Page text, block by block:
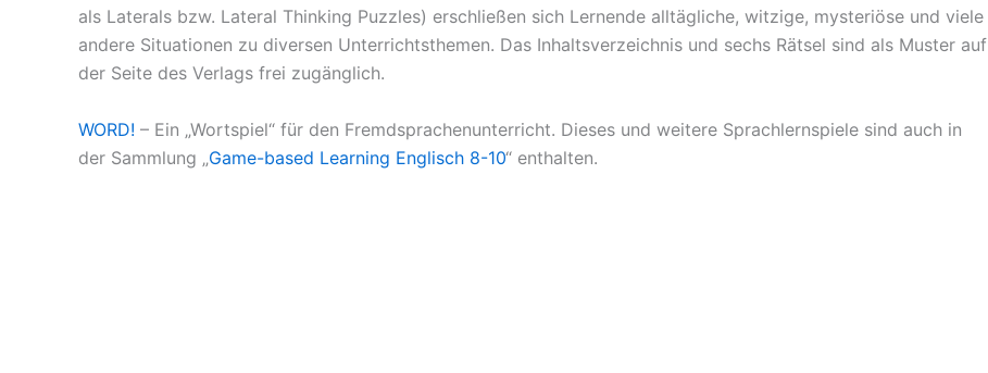
als Laterals bzw. Lateral Thinking Puzzles) erschließen sich Lernende alltägliche, witzige, mysteriöse und viele
andere Situationen zu diversen Unterrichtsthemen. Das Inhaltsverzeichnis und sechs Rätsel sind als Muster auf
der Seite des Verlags frei zugänglich.
WORD! – Ein „Wortspiel“ für den Fremdsprachenunterricht. Dieses und weitere Sprachlernspiele sind auch in
der Sammlung „Game-based Learning Englisch 8-10“ enthalten.